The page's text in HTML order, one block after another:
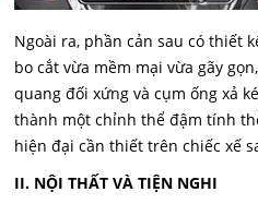
Ngoài ra, phần cản sau có thiết
bo cắt vừa mềm mại vừa gãy
quang đối xứng và cụm ống xả
thành một chỉnh thể đậm tính
hiện đại cần thiết trên chiếc xế
II. NỘI THẤT VÀ TIỆN NGHI